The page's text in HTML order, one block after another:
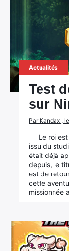
Actualités
Test
sur
Par Kandax ,
Le roi
issu du
était déjà
depuis, le
est de
cette
missionnée